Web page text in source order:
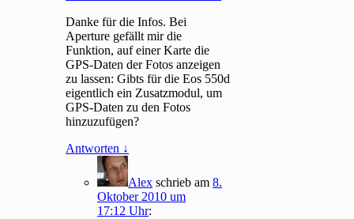
Danke für die Infos. Bei
Aperture gefällt mir die
Funktion, auf einer Karte die
GPS-Daten der Fotos anzeigen
zu lassen: Gibts für die Eos 550d
eigentlich ein Zusatzmodul, um
GPS-Daten zu den Fotos
hinzuzufügen?
Antworten ↓
Alex schrieb am8.
Oktober 2010 um
17:12 Uhr: